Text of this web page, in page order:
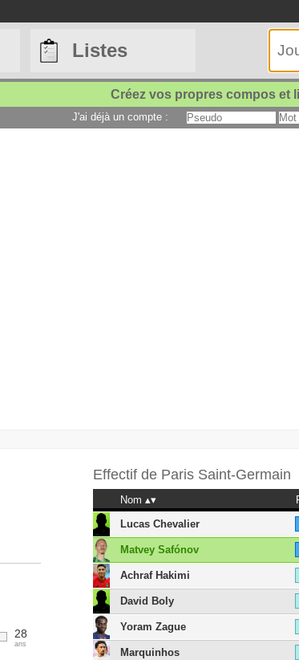
Listes
Créez vos propres compos et
J'ai déjà un compte :
28
ans
Effectif de Paris Saint-Germain
Nom
Lucas Chevalier
Matvey Safónov
Achraf Hakimi
David Boly
Yoram Zague
Marquinhos